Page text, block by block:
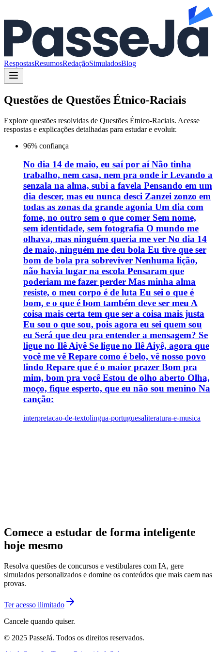
RespostasResumosRedaçãoSimuladosBlog
Questões de Questões Étnico-Raciais
Explore questões resolvidas de Questões Étnico-Raciais. Acesse
respostas e explicações detalhadas para estudar e evoluir.
96% confiança
No dia 14 de maio, eu saí por aí Não tinha
trabalho, nem casa, nem pra onde ir Levando a
senzala na alma, subi a favela Pensando em um
dia descer, mas eu nunca desci Zanzei zonzo em
todas as zonas da grande agonia Um dia com
fome, no outro sem o que comer Sem nome,
sem identidade, sem fotografia O mundo me
olhava, mas ninguém queria me ver No dia 14
de maio, ninguém me deu bola Eu tive que ser
bom de bola pra sobreviver Nenhuma lição,
não havia lugar na escola Pensaram que
poderiam me fazer perder Mas minha alma
resiste, o meu corpo é de luta Eu sei o que é
bom, e o que é bom também deve ser meu A
coisa mais certa tem que ser a coisa mais justa
Eu sou o que sou, pois agora eu sei quem sou
eu Será que deu pra entender a mensagem? Se
ligue no Ilê Aiyê Se ligue no Ilê Aiyê, agora que
você me vê Repare como é belo, vê nosso povo
lindo Repare que é o maior prazer Bom pra
mim, bom pra você Estou de olho aberto Olha,
moço, fique esperto, que eu não sou menino Na
canção:
interpretacao-de-textolingua-portuguesaliteratura-e-musica
Comece a estudar de forma inteligente
hoje mesmo
Resolva questões de concursos e vestibulares com IA, gere
simulados personalizados e domine os conteúdos que mais caem nas
provas.
Ter acesso ilimitado
Cancele quando quiser.
© 2025 PasseJá. Todos os direitos reservados.